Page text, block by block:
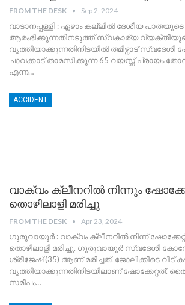
FROM THE DESK Sep 2, 2024
വാടാനപ്പള്ളി : ഏഴാം കല്ലിൽ ദേശീയ
ആരംഭിക്കുന്നതിനടുത്ത് സ്വകാര്യ
വൃത്തിയാക്കുന്നതിനിടയിൽ തമിഴ്നാട് സ്വദേശി
ചാവക്കാട് താമസിക്കുന്ന 65 വയസ്സ് പ്രായം
എന്ന…
ACCIDENT
വാക്വം ക്ലീനറില്‍ നിന്നും
തൊഴിലാളി മരിച്ചു
FROM THE DESK Apr 23, 2024
ഗുരുവായൂർ : വാക്വം ക്ലീനറില്‍ നിന്ന് ഷോക്കേറ്റ്
തൊഴിലാളി മരിച്ചു. ഗുരുവായൂര്‍ സ്വദേശി
ശ്രീജേഷ് (35) ആണ് മരിച്ചത്. ജോലിക്കിടെ വീട്
വൃത്തിയാക്കുന്നതിനിടയിലാണ് ഷോക്കേറ്റത്.
സമീപം…